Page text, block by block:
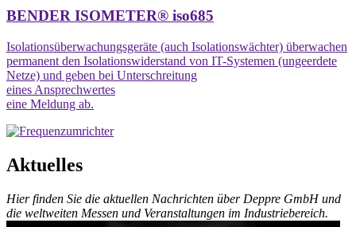
BENDER ISOMETER® iso685
Isolationsüberwachungsgeräte (auch Isolationswächter) überwachen
permanent den Isolationswiderstand von IT-Systemen (ungeerdete
Netze) und geben bei Unterschreitung
eines Ansprechwertes
eine Meldung ab.
Aktuelles
Hier finden Sie die aktuellen Nachrichten über Deppre GmbH und
die weltweiten Messen und Veranstaltungen im Industriebereich.